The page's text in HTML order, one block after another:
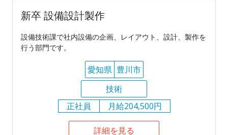
新卒 設備設計製作
設備技術課で社内設備の企画、レイアウト、設計、製作を
行う部門です。
愛知県 豊川市
技術
正社員
月給204,500円
詳細を見る